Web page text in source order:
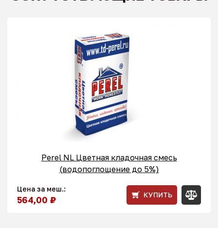
Perel NL Цветная кладочная смесь
(водопоглощение до 5%)
Цена за меш.:
564,00 ₽ КУПИТЬ